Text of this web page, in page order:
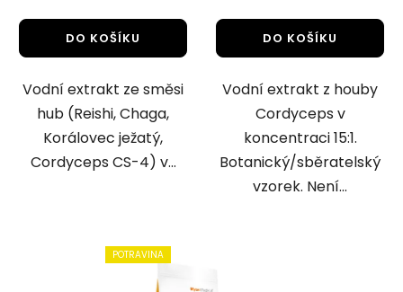
DO KOŠÍKU
Vodní extrakt ze směsi
hub (Reishi, Chaga,
Korálovec ježatý,
Cordyceps CS-4) v...
DO KOŠÍKU
Vodní extrakt z houby
Cordyceps v
koncentraci 15:1.
Botanický/sběratelský
vzorek. Není...
POTRAVINA